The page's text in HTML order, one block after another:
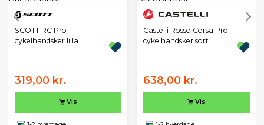
SCOTT RC Pro
cykelhandsker lilla
319,00 kr.
Vis
Castelli Rosso Corsa Pro
cykelhandsker sort
638,00 kr.
Vis